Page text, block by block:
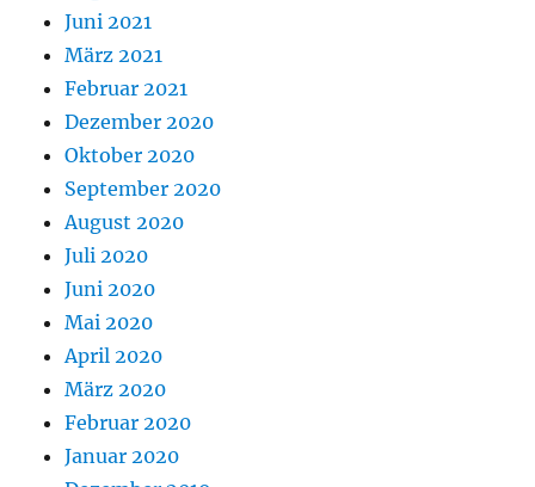
Juni 2021
März 2021
Februar 2021
Dezember 2020
Oktober 2020
September 2020
August 2020
Juli 2020
Juni 2020
Mai 2020
April 2020
März 2020
Februar 2020
Januar 2020